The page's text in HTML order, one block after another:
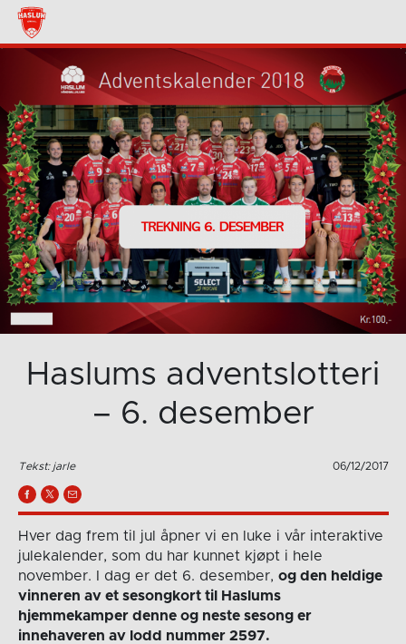
Haslums adventslotteri
– 6. desember
Tekst: jarle 06/12/2017
Hver dag frem til jul åpner vi en luke i vår interaktive
julekalender, som du har kunnet kjøpt i hele
november. I dag er det 6. desember, og den heldige
vinneren av et sesongkort til Haslums
hjemmekamper denne og neste sesong er
innehaveren av lodd nummer 2597.